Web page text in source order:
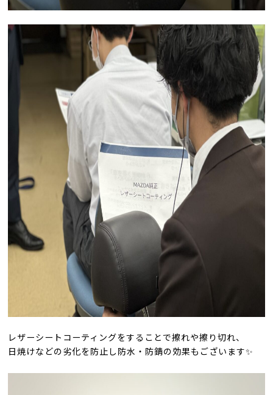
レザーシートコーティングをすることで擦れや擦り切れ、
日焼けなどの劣化を防止し 防水・防錆の効果もございます✨